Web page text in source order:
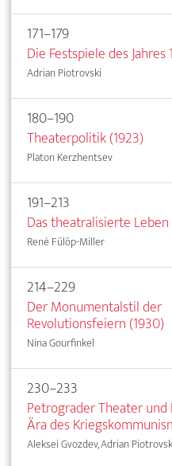
171–179
Die Festspiele des Jahres
Adrian Piotrovski
180–190
Theaterpolitik (1923)
Platon Kerzhentsev
191–213
Das theatralisierte Leben
René Fülöp-Miller
214–229
Der Monumentalstil der
Revolutionsfeiern (1930)
Nina Gourfinkel
230–233
Petrograder Theater und
Ära des
Aleksei Gvozdev, Adrian